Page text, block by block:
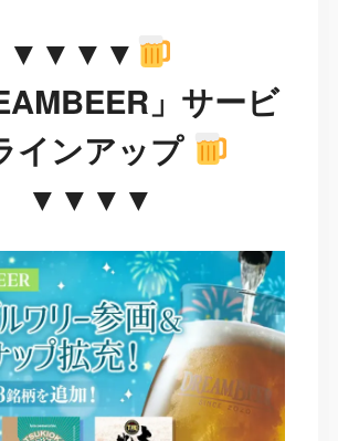
▼▼▼▼
」サービ
インアップ
▼▼▼▼